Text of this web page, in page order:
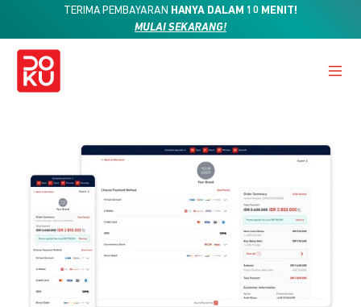
TERIMA PEMBAYARAN HANYA DALAM 10 MENIT!
MULAI SEKARANG!